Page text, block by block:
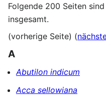
Folgende 200 Seiten
insgesamt.
(vorherige Seite) (
A
Abutilon indicum
Acca sellowiana